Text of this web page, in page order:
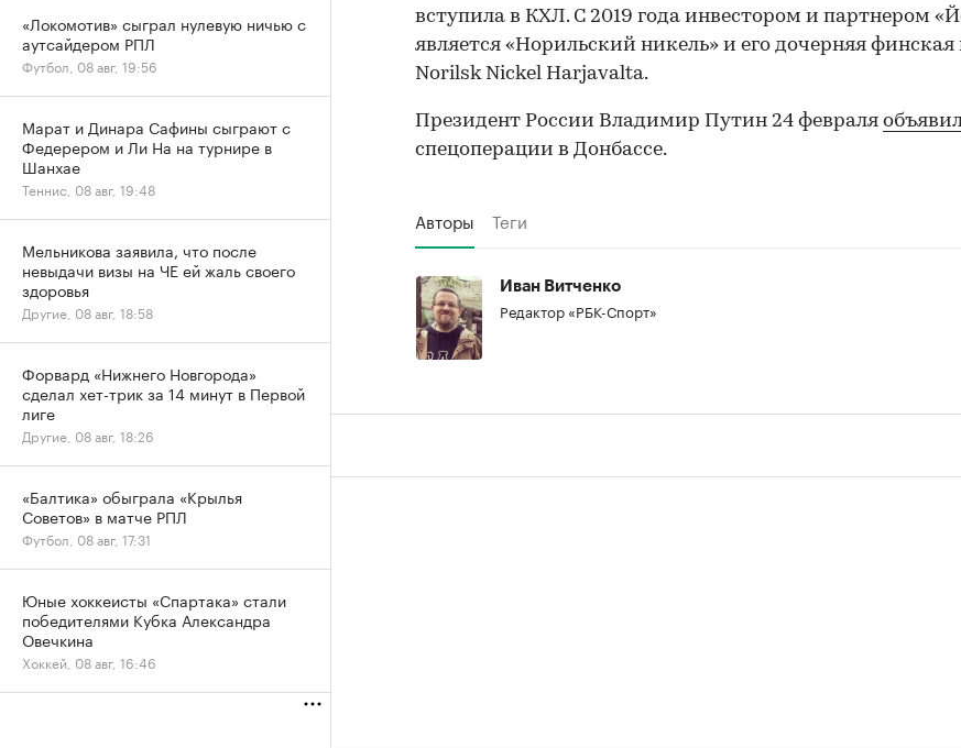
вступила в КХЛ. С 2019 года инвестором и партнером
является «Норильский никель» и его дочерняя
Norilsk Nickel Harjavalta.
Президент России Владимир Путин 24 февраля
спецоперации в Донбассе.
Авторы Теги
Иван Витченко
Редактор «РБК-Спорт»
«Локомотив» сыграл нулевую ничью с
аутсайдером РПЛ
Футбол, 08 авг, 19:56
Марат и Динара Сафины сыграют с
Федерером и Ли На на турнире в
Шанхае
Теннис, 08 авг, 19:48
Мельникова заявила, что после
невыдачи визы на ЧЕ ей жаль своего
здоровья
Другие, 08 авг, 18:58
Форвард «Нижнего Новгорода»
сделал хет-трик за 14 минут в Первой
лиге
Другие, 08 авг, 18:26
«Балтика» обыграла «Крылья
Советов» в матче РПЛ
Футбол, 08 авг, 17:31
Юные хоккеисты «Спартака» стали
победителями Кубка Александра
Овечкина
Хоккей, 08 авг, 16:46